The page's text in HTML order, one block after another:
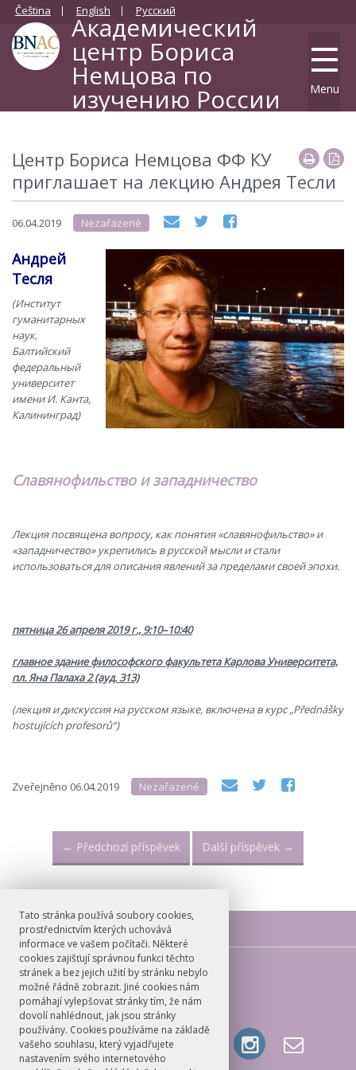
Tato stránka používá soubory cookies,
prostřednictvím kterých uchovává
informace ve vašem počítači. Některé
cookies zajišťují správnou funkci těchto
stránek a bez jejich užití by stránku nebylo
možné řádně zobrazit. Jiné cookies nám
pomáhají vylepšovat stránky tím, že nám
dovolí nahlédnout, jak jsou stránky
používány. Cookies používáme na základě
vašeho souhlasu, který vyjadřujete
nastavením svého internetového
Академический
центр Бориса
Немцова по
изучению России
Центр Бориса Немцова ФФ КУ
приглашает на лекцию Андрея Тесли
06.04.2019 Nezařazené
Андрей
Тесля
(Институт
гуманитарных
наук,
Балтийский
федеральный
университет
имени И. Канта,
Калининград)
Славянофильство и западничество
Лекция посвящена вопросу, как понятия «славянофильство» и
«западничество» укрепились в русской мысли и стали
использоваться для описания явлений за пределами своей эпохи.
пятница 26 апреля 2019 г., 9:10–10:40
главное здание философского факультета Карлова Университета,
пл. Яна Палаха 2 (ауд. 313)
(лекция и дискуссия на русском языке, включена в курс „Přednášky
hostujících profesorů“)
Zveřejněno 06.04.2019 Nezařazené
← Předchozí příspěvek Další příspěvek →
Menu
Čeština English Русский
E-mail
russianstudies@ff.cuni.cz